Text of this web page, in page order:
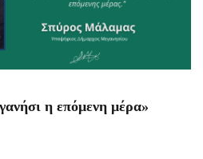
η επόμενη μέρα»